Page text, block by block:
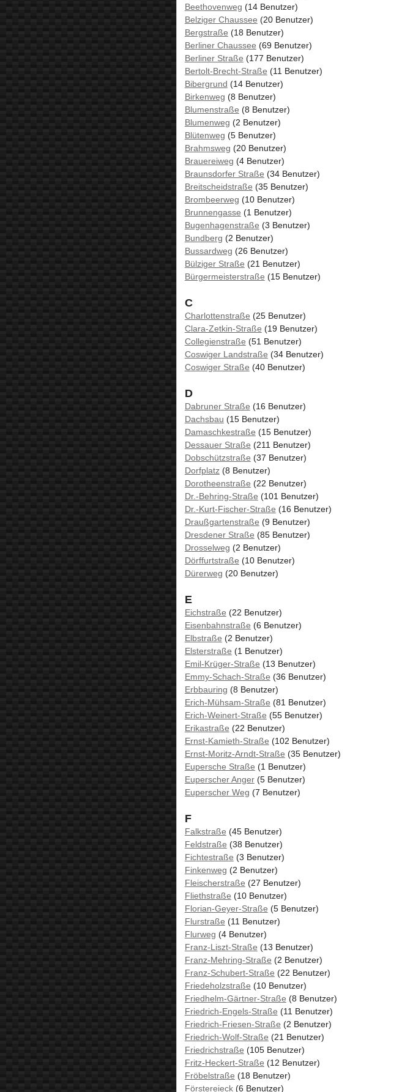
Beethovenweg (14 Benutzer)
Belziger Chaussee (20 Benutzer)
Bergstraße (18 Benutzer)
Berliner Chaussee (69 Benutzer)
Berliner Straße (177 Benutzer)
Bertolt-Brecht-Straße (11 Benutzer)
Bibergrund (14 Benutzer)
Birkenweg (8 Benutzer)
Blumenstraße (8 Benutzer)
Blumenweg (2 Benutzer)
Blütenweg (5 Benutzer)
Brahmsweg (20 Benutzer)
Brauereiweg (4 Benutzer)
Braunsdorfer Straße (34 Benutzer)
Breitscheidstraße (35 Benutzer)
Brombeerweg (10 Benutzer)
Brunnengasse (1 Benutzer)
Bugenhagenstraße (3 Benutzer)
Bundberg (2 Benutzer)
Bussardweg (26 Benutzer)
Bülziger Straße (21 Benutzer)
Bürgermeisterstraße (15 Benutzer)
C
Charlottenstraße (25 Benutzer)
Clara-Zetkin-Straße (19 Benutzer)
Collegienstraße (51 Benutzer)
Coswiger Landstraße (34 Benutzer)
Coswiger Straße (40 Benutzer)
D
Dabruner Straße (16 Benutzer)
Dachsbau (15 Benutzer)
Damaschkestraße (15 Benutzer)
Dessauer Straße (211 Benutzer)
Dobschützstraße (37 Benutzer)
Dorfplatz(8 Benutzer)
Dorotheenstraße (22 Benutzer)
Dr.-Behring-Straße (101 Benutzer)
Dr.-Kurt-Fischer-Straße (16 Benutzer)
Draußgartenstraße (9 Benutzer)
Dresdener Straße (85 Benutzer)
Drosselweg (2 Benutzer)
Dörffurtstraße (10 Benutzer)
Dürerweg (20 Benutzer)
E
Eichstraße (22 Benutzer)
Eisenbahnstraße (6 Benutzer)
Elbstraße (2 Benutzer)
Elsterstraße (1 Benutzer)
Emil-Krüger-Straße (13 Benutzer)
Emmy-Schach-Straße (36 Benutzer)
Erbbauring (8 Benutzer)
Erich-Mühsam-Straße (81 Benutzer)
Erich-Weinert-Straße (55 Benutzer)
Erikastraße (22 Benutzer)
Ernst-Kamieth-Straße (102 Benutzer)
Ernst-Moritz-Arndt-Straße (35 Benutzer)
Eupersche Straße (1 Benutzer)
Euperscher Anger(5 Benutzer)
Euperscher Weg (7 Benutzer)
F
Falkstraße (45 Benutzer)
Feldstraße (38 Benutzer)
Fichtestraße (3 Benutzer)
Finkenweg (2 Benutzer)
Fleischerstraße (27 Benutzer)
Fliethstraße (10 Benutzer)
Florian-Geyer-Straße (5 Benutzer)
Flurstraße (11 Benutzer)
Flurweg (4 Benutzer)
Franz-Liszt-Straße (13 Benutzer)
Franz-Mehring-Straße (2 Benutzer)
Franz-Schubert-Straße (22 Benutzer)
Friedeholzstraße (10 Benutzer)
Friedhelm-Gärtner-Straße (8 Benutzer)
Friedrich-Engels-Straße (11 Benutzer)
Friedrich-Friesen-Straße (2 Benutzer)
Friedrich-Wolf-Straße (21 Benutzer)
Friedrichstraße (105 Benutzer)
Fritz-Heckert-Straße (12 Benutzer)
Fröbelstraße (18 Benutzer)
Förstereieck(6 Benutzer)